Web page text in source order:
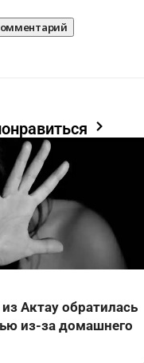
Актау обратилась
из-за домашнего